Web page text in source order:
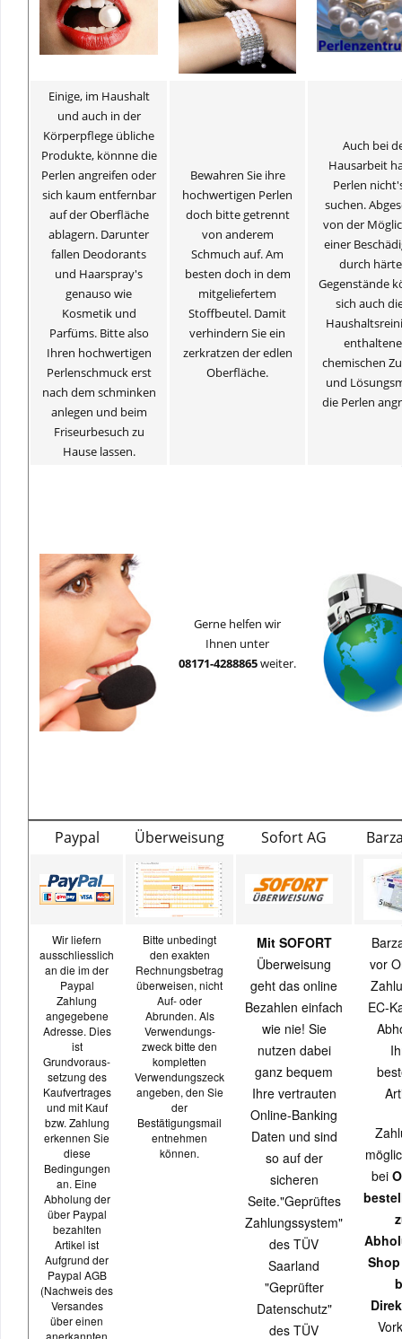
Einige, im Haushalt
und auch in der
Körperpflege übliche
Produkte, könnne die
Perlen angreifen oder
sich kaum entfernbar
auf der Oberfläche
ablagern. Darunter
fallen Deodorants
und Haarspray's
genauso wie
Kosmetik und
Parfüms. Bitte also
Ihren hochwertigen
Perlenschmuck erst
nach dem schminken
anlegen und beim
Friseurbesuch zu
Hause lassen.
Bewahren Sie ihre
hochwertigen Perlen
doch bitte getrennt
von anderem
Schmuch auf. Am
besten doch in dem
mitgeliefertem
Stoffbeutel. Damit
verhindern Sie ein
zerkratzen der edlen
Oberfläche.
Auch bei
Hausarbeit
Perlen
suchen.
von der
einer
durch
Gegenstände
sich auch
chemischen
und
die Perlen
Gerne helfen wir
Ihnen unter
08171-4288865weiter.
Paypal Überweisung Sofort AG
Wir liefern
ausschliesslich
an die im der
Paypal
Zahlung
angegebene
Adresse. Dies
ist
Grundvoraus-
setzung des
Kaufvertrages
und mit Kauf
bzw. Zahlung
erkennen Sie
diese
Bedingungen
an. Eine
Abholung der
über Paypal
bezahlten
Artikel ist
Aufgrund der
Paypal AGB
(Nachweis des
Versandes
über einen
Bitte unbedingt
den exakten
Rechnungsbetrag
überweisen, nicht
Auf- oder
Abrunden. Als
Verwendungs-
zweck bitte den
kompletten
Verwendungszeck
angeben, den Sie
der
Bestätigungsmail
entnehmen
können.
Mit SOFORT
Überweisung
geht das online
Bezahlen einfach
wie nie! Sie
nutzen dabei
ganz bequem
Ihre vertrauten
Online-Banking
Daten und sind
so auf der
sicheren
Seite."Geprüftes
Zahlungssystem"
des TÜV
Saarland
"Geprüfter
Datenschutz"
des TÜV
vor
EC-
bei